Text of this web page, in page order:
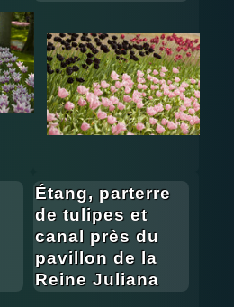
Étang, parterre
de tulipes et
canal près du
pavillon de la
Reine Juliana